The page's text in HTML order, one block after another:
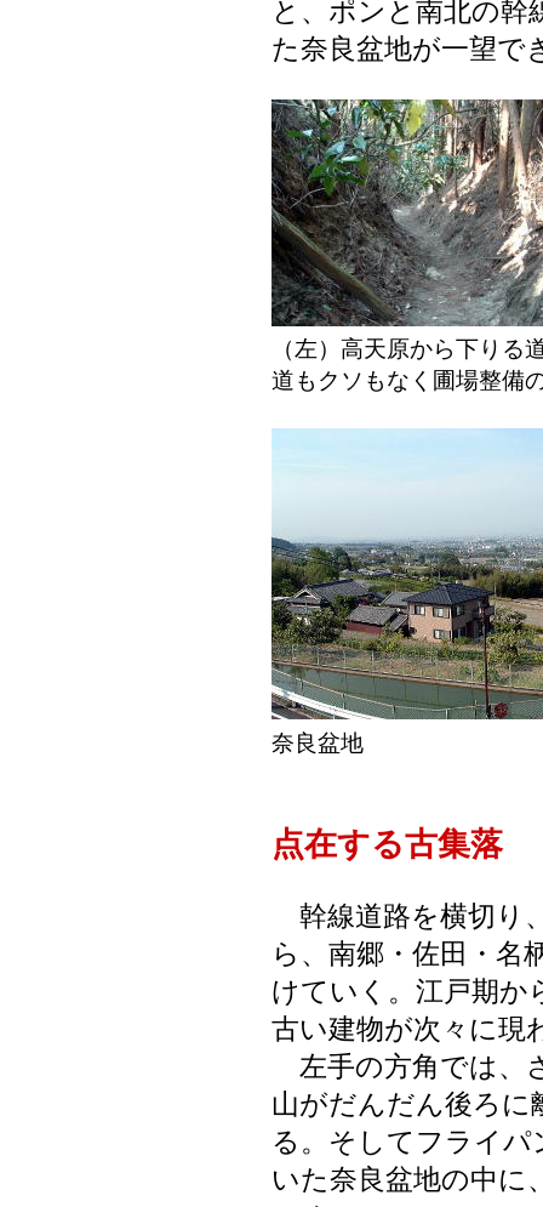
と、ポンと南北の幹
た奈良盆地が一望で
（左）高天原から下
道もクソもなく圃場整備
奈良盆地
点在する古集落
幹線道路を横切り
ら、南郷・佐田・名
けていく。江戸期か
古い建物が次々に現
左手の方角では、
山がだんだん後ろに
る。そしてフライ
いた奈良盆地の中に